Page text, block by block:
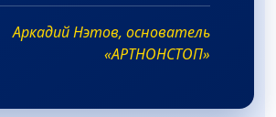
Аркадий Нэтов, основатель
«АРТНОНСТОП»